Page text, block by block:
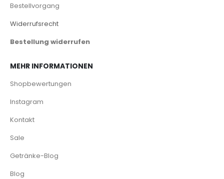
Bestellvorgang
Widerrufsrecht
Bestellung widerrufen
MEHR INFORMATIONEN
Shopbewertungen
Instagram
Kontakt
Sale
Getränke-Blog
Blog